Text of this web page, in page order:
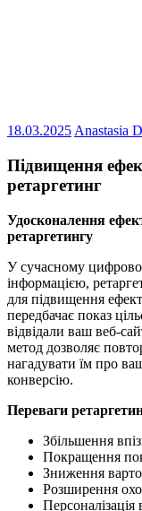
18.03.2025 Anastasia
Підвищення
ретаргетинг
Удосконалення
ретаргетингу
У сучасному
інформацією,
для підвищення
передбачає показ
відвідали ваш веб-
метод дозволяє
нагадувати їм про
конверсію.
Переваги
Збільшення
Покращення
Зниження
Розширення
Персоналізація